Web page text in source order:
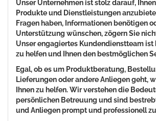
Unser Unternehmen ist stolz darauf,
Produkte und Dienstleistungen
Fragen haben, Informationen benötigen
Unterstützung wünschen, zögern Sie
Unser engagiertes Kundendienstteam ist
zu helfen und Ihnen den bestmöglichen
Egal, ob es um Produktberatung,
Lieferungen oder andere Anliegen geht,
Ihnen zu helfen. Wir verstehen die
persönlichen Betreuung und sind
und Anliegen prompt und professionell